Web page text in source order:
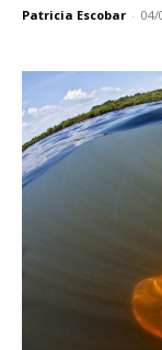
Patricia Escobar - 04/